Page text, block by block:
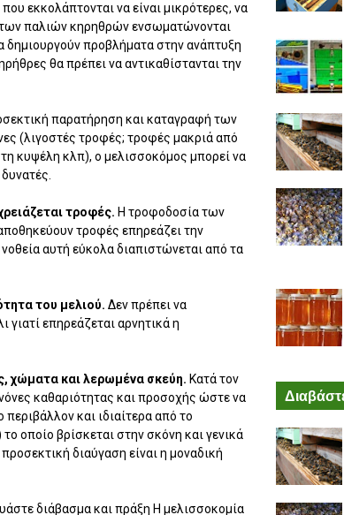
εκκολάπτονται να είναι μικρότερες, να
των παλιών κηρηθρών ενσωματώνονται
δημιουργούν προβλήματα στην ανάπτυξη
θα πρέπει να αντικαθίστανται την
παρατήρηση και καταγραφή των
(λιγοστές τροφές; τροφές μακριά από
κυψέλη κλπ), ο μελισσοκόμος μπορεί να
τροφές. Η τροφοδοσία των
τροφές επηρεάζει την
αυτή εύκολα διαπιστώνεται από τα
του μελιού. Δεν πρέπει να
επηρεάζεται αρνητικά η
χώματα και λερωμένα σκεύη. Κατά τον
καθαριότητας και προσοχής ώστε να
και ιδιαίτερα από το
οποίο βρίσκεται στην σκόνη και γενικά
διαύγαση είναι η μοναδική
διάβασμα και πράξη Η μελισσοκομία